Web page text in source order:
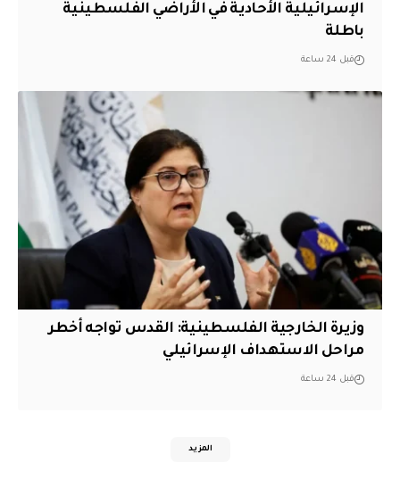
الإسرائيلية الأحادية في الأراضي الفلسطينية
باطلة
قبل 24 ساعة
وزيرة الخارجية الفلسطينية: القدس تواجه أخطر
مراحل الاستهداف الإسرائيلي
قبل 24 ساعة
المزيد